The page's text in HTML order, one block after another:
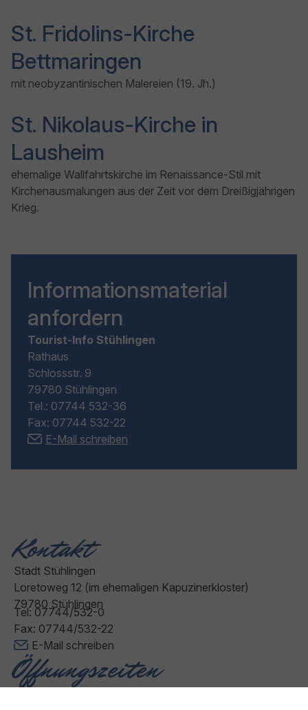
St. Fridolins-Kirche
Bettmaringen
mit neobyzantinischen Malereien (19. Jh.)
St. Nikolaus-Kirche in
Lausheim
ehemalige Wallfahrtskirche im Renaissance-Stil mit
Kirchenausmalungen aus der Zeit vor dem Dreißigjährigen
Krieg.
Informationsmaterial
anfordern
Tourist-Info Stühlingen
Rathaus
Schlossstr. 9
79780 Stühlingen
Tel.: 07744 532-36
Fax: 07744 532-22
E-Mail schreiben
Kontakt
Stadt Stühlingen
Loretoweg 12 (im ehemaligen Kapuzinerkloster)
79780 Stühlingen
Tel: 07744/532-0
Fax: 07744/532-22
E-Mail schreiben
Öffnungszeiten
Montag - Freitag: 08:00 - 12:00 Uhr